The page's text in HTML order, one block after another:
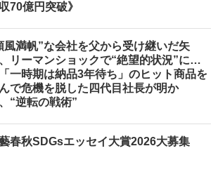
70億円突破》
風満帆”な会社を父から受け継いだ矢
リーマンショックで“絶望的状況”に…
一時期は納品3年待ち」のヒット商品を
で危機を脱した四代目社長が明か
“逆転の戦術”
春秋SDGsエッセイ大賞2026大募集